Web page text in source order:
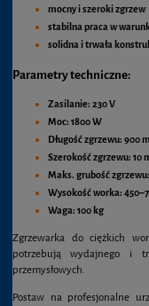
mocny i szeroki zgrzew
stabilna praca w
solidna i trwała
Parametry techniczne:
Zasilanie: 230 V
Moc: 1800 W
Długość zgrzewu: 900
Szerokość zgrzewu: 10
Maks. grubość zgrzewu:
Wysokość worka:
Waga: 100 kg
Zgrzewarka do ciężkich
potrzebują wydajnego i
przemysłowych.
Postaw na profesjonalne